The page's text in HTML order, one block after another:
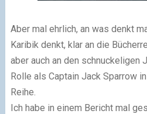
Aber mal ehrlich, an was denkt
Karibik denkt, klar an die
aber auch an den schnuckeligen
Rolle als Captain Jack Sparrow
Reihe.
Ich habe in einem Bericht mal